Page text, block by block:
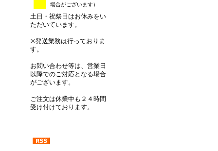
場合がございます）
土日・祝祭日はお休みをい
ただいています。
※発送業務は行っておりま
す。
お問い合わせ等は、営業日
以降でのご対応となる場合
がございます。
ご注文は休業中も２４時間
受け付けております。